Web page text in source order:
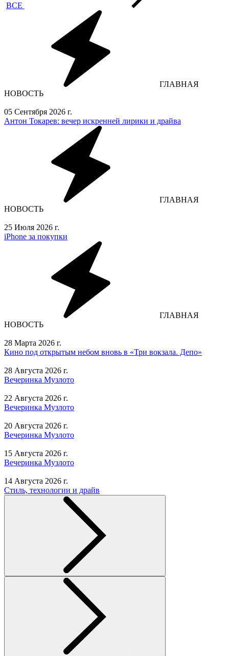
ВСЕ
ГЛАВНАЯ
НОВОСТЬ
05 Сентября 2026 г.
Антон Токарев: вечер искренней лирики и драйва
ГЛАВНАЯ
НОВОСТЬ
25 Июля 2026 г.
iPhone за покупки
ГЛАВНАЯ
НОВОСТЬ
28 Марта 2026 г.
Кино под открытым небом вновь в «Три вокзала. Депо»
28 Августа 2026 г.
Вечеринка Музлото
22 Августа 2026 г.
Вечеринка Музлото
20 Августа 2026 г.
Вечеринка Музлото
15 Августа 2026 г.
Вечеринка Музлото
14 Августа 2026 г.
Стиль, технологии и драйв